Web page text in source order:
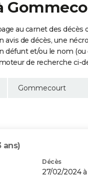
au carnet des décès
de décès, une
défunt et/ou le nom
de recherche ci-
ans)
Décès
27/02/2024 à